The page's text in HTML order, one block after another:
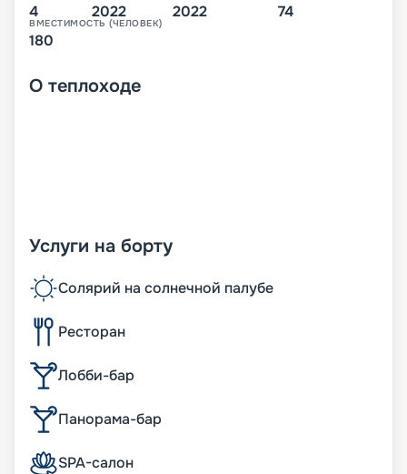
4 2022 2022 74
ВМЕСТИМОСТЬ (ЧЕЛОВЕК)
180
О теплоходе
Услуги на борту
Солярий на солнечной палубе
Ресторан
Лобби-бар
Панорама-бар
SPA-салон